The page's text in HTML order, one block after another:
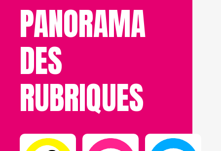
PANORAMA
DES
RUBRIQUES